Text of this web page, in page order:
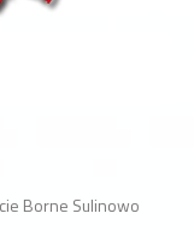
Borne Sulinowo